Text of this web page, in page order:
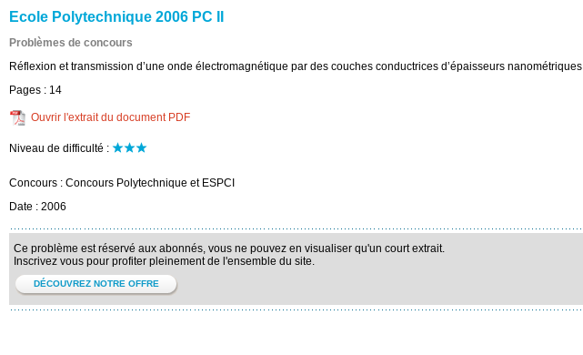
Ecole Polytechnique 2006 PC II
Problèmes de concours
Réflexion et transmission d’une onde électromagnétique par des couches conductrices d’épaisseurs nanométriques
Pages : 14
Ouvrir l'extrait du document PDF
Niveau de difficulté :
Concours : Concours Polytechnique et ESPCI
Date : 2006
Ce problème est réservé aux abonnés, vous ne pouvez en visualiser qu'un court extrait.
Inscrivez vous pour profiter pleinement de l'ensemble du site.
DÉCOUVREZ NOTRE OFFRE